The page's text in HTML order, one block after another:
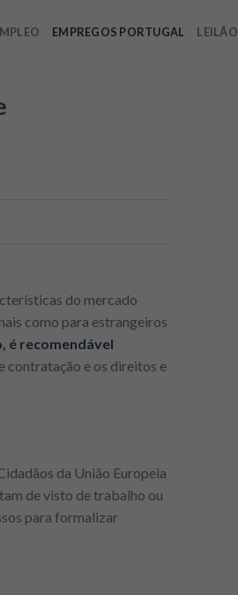
EMPREGOS PORTUGAL LEILÃO
do mercado
como para estrangeiros
é recomendável
contratação e os direitos e
da União Europeia
de visto de trabalho ou
para formalizar